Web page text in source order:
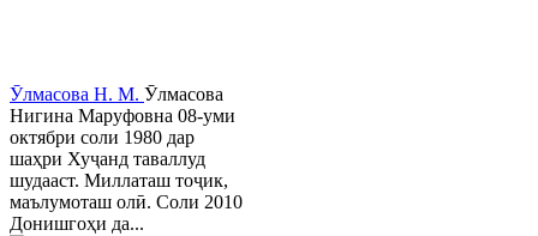
Ӯлмасова Н. М. Ӯлмасова
Нигина Маруфовна 08-уми
октябри соли 1980 дар
шаҳри Хуҷанд таваллуд
шудааст. Миллаташ тоҷик,
маълумоташ олӣ. Соли 2010
Донишгоҳи да...